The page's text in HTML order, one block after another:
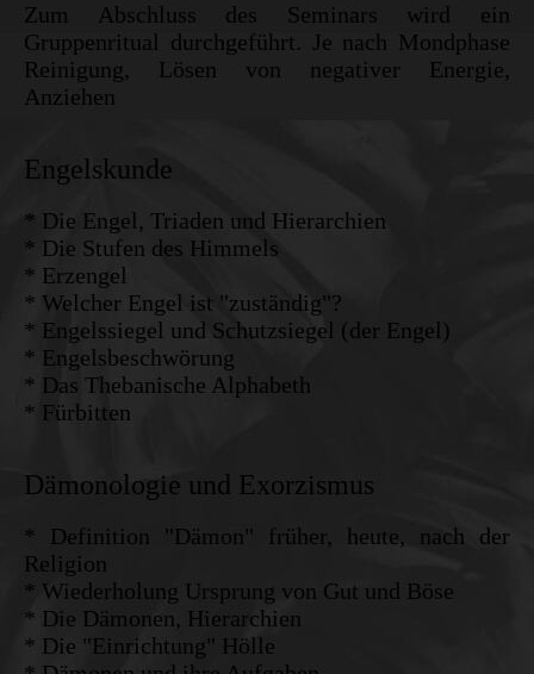
Zum Abschluss des Seminars wird ein
Gruppenritual durchgeführt. Je nach Mondphase
Reinigung, Lösen von negativer Energie,
Anziehen
Engelskunde
* Die Engel, Triaden und Hierarchien
* Die Stufen des Himmels
* Erzengel
* Welcher Engel ist "zuständig"?
* Engelssiegel und Schutzsiegel (der Engel)
* Engelsbeschwörung
* Das Thebanische Alphabeth
* Fürbitten
Dämonologie und Exorzismus
* Definition "Dämon" früher, heute, nach der
Religion
* Wiederholung Ursprung von Gut und Böse
* Die Dämonen, Hierarchien
* Die "Einrichtung" Hölle